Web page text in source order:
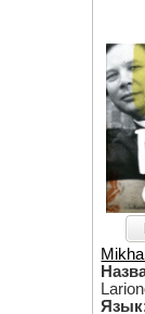
Язык